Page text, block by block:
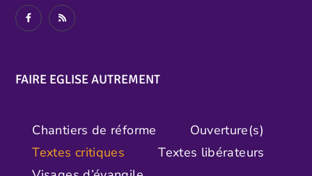
FAIRE EGLISE AUTREMENT
Chantiers de réforme
Ouverture(s)
Textes critiques
Textes libérateurs